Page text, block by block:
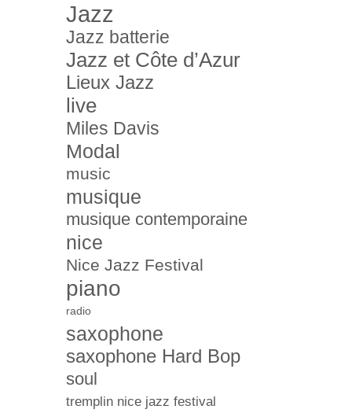
Jazz
Jazz batterie
Jazz et Côte d’Azur
Lieux Jazz
live
Miles Davis
Modal
music
musique
musique contemporaine
nice
Nice Jazz Festival
piano
radio
saxophone
saxophone Hard Bop
soul
tremplin nice jazz festival